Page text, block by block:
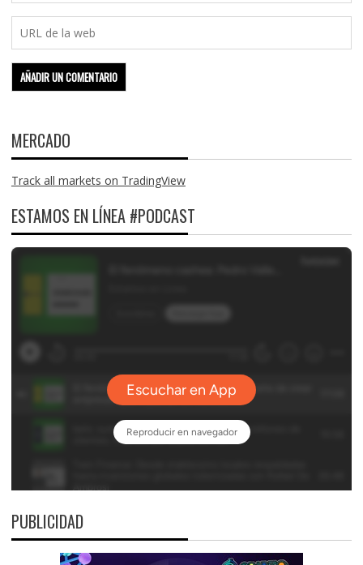
MERCADO
Track all markets on TradingView
ESTAMOS EN LÍNEA #PODCAST
PUBLICIDAD